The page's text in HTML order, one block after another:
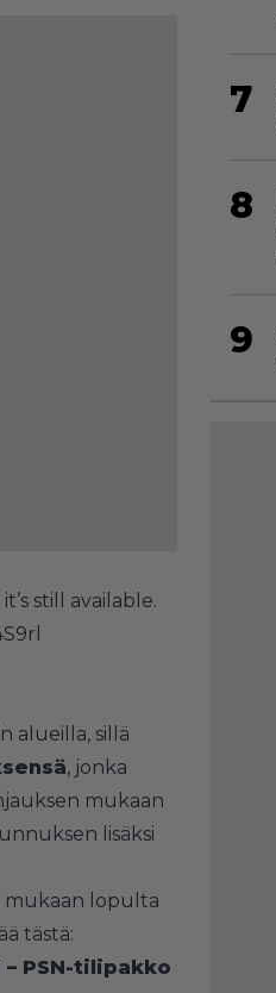
still available.
alueilla, sillä
, jonka
mukaan
lisäksi
mukaan lopulta
tästä:
PSN-tilipakko
7
8
9